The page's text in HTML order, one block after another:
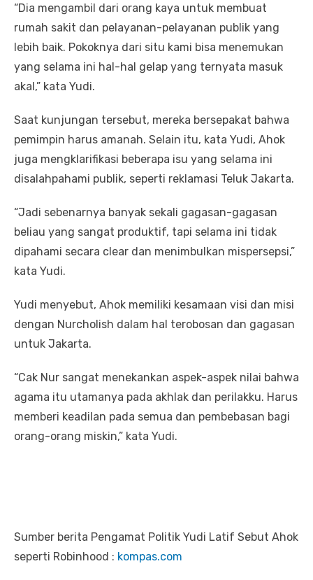
“Dia mengambil dari orang kaya untuk membuat
rumah sakit dan pelayanan-pelayanan publik yang
lebih baik. Pokoknya dari situ kami bisa menemukan
yang selama ini hal-hal gelap yang ternyata masuk
akal,” kata Yudi.
Saat kunjungan tersebut, mereka bersepakat bahwa
pemimpin harus amanah. Selain itu, kata Yudi, Ahok
juga mengklarifikasi beberapa isu yang selama ini
disalahpahami publik, seperti reklamasi Teluk Jakarta.
“Jadi sebenarnya banyak sekali gagasan-gagasan
beliau yang sangat produktif, tapi selama ini tidak
dipahami secara clear dan menimbulkan mispersepsi,”
kata Yudi.
Yudi menyebut, Ahok memiliki kesamaan visi dan misi
dengan Nurcholish dalam hal terobosan dan gagasan
untuk Jakarta.
“Cak Nur sangat menekankan aspek-aspek nilai bahwa
agama itu utamanya pada akhlak dan perilakku. Harus
memberi keadilan pada semua dan pembebasan bagi
orang-orang miskin,” kata Yudi.
Sumber berita Pengamat Politik Yudi Latif Sebut Ahok
seperti Robinhood : kompas.com